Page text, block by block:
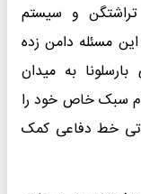
و سیستم
مسئله دامن زده
به میدان
سبک خاص خود را
خط دفاعی کمک